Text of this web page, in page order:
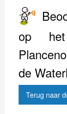
op
de
Terug naar